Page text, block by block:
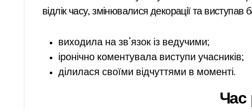
відлік часу, змінювалися декорації та виступав
виходила на зв’язок із ведучими;
іронічно коментувала виступи учасників;
ділилася своїми відчуттями в моменті.
Час